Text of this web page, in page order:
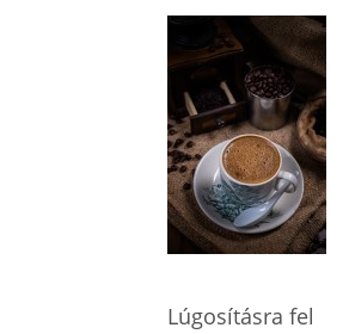
Lúgosításra fel